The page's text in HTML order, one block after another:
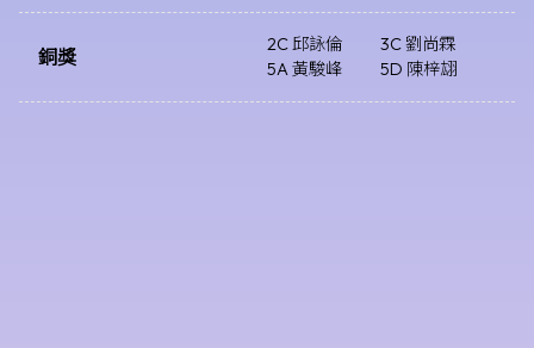
銅獎
2C 邱詠倫
3C 劉尚霖
5A 黃駿峰
5D 陳梓翃